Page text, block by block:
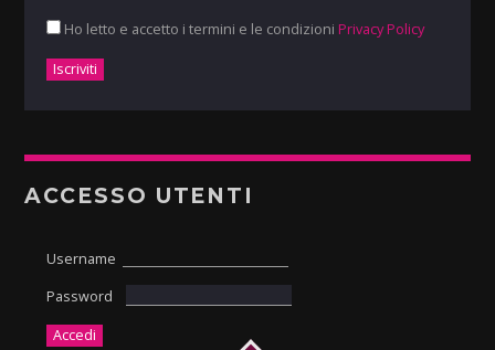
Ho letto e accetto i termini e le condizioni Privacy Policy
ACCESSO UTENTI
Username
Password